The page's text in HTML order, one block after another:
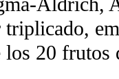
los 20 frutos